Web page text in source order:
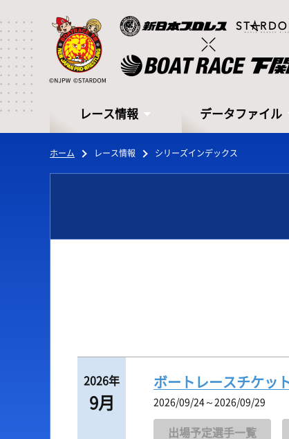
レース情報
レース情報
レース展望
レース一覧
レース結果一覧
データファイル
データファイル
出目データ
水面特性・進入コ
ホーム レース情報 シリーズインデックス
2026年
9月
ボートレースチケッ
2026/09/24～2026/09/29
出場予定選手一覧